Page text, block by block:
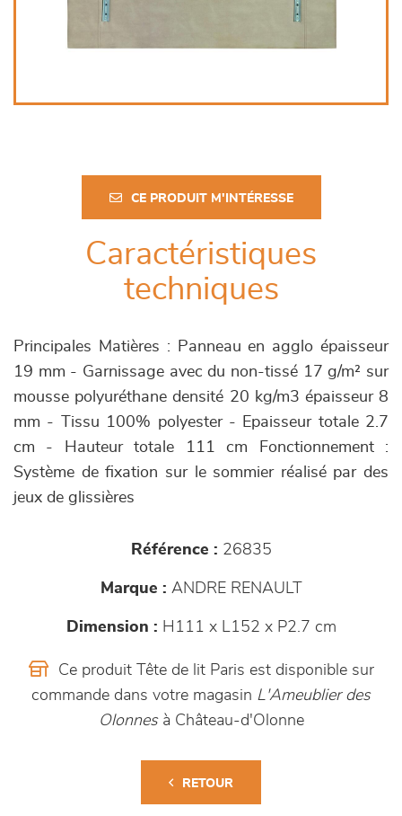
CE PRODUIT M'INTÉRESSE
Caractéristiques
techniques
Principales Matières : Panneau en agglo épaisseur
19 mm - Garnissage avec du non-tissé 17 g/m² sur
mousse polyuréthane densité 20 kg/m3 épaisseur 8
mm - Tissu 100% polyester - Epaisseur totale 2.7
cm - Hauteur totale 111 cm Fonctionnement :
Système de fixation sur le sommier réalisé par des
jeux de glissières
Référence : 26835
Marque : ANDRE RENAULT
Dimension : H111 x L152 x P2.7 cm
Ce produit Tête de lit Paris est disponible sur
commande dans votre magasin L'Ameublier des
Olonnesà Château-d'Olonne
RETOUR